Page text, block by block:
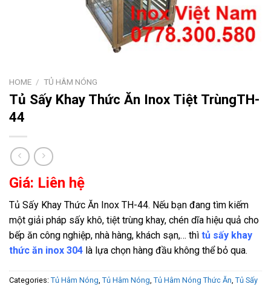
HOME / TỦ HÂM NÓNG
Tủ Sấy Khay Thức Ăn Inox Tiệt TrùngTH-
44
Giá: Liên hệ
Tủ Sấy Khay Thức Ăn Inox TH-44. Nếu bạn đang tìm kiếm
một giải pháp sấy khô, tiệt trùng khay, chén dĩa hiệu quả cho
bếp ăn công nghiệp, nhà hàng, khách sạn,… thì tủ sấy khay
thức ăn inox 304 là lựa chọn hàng đầu không thể bỏ qua.
Categories: Tủ Hâm Nóng, Tủ Hâm Nóng, Tủ Hâm Nóng Thức Ăn, Tủ Sấy